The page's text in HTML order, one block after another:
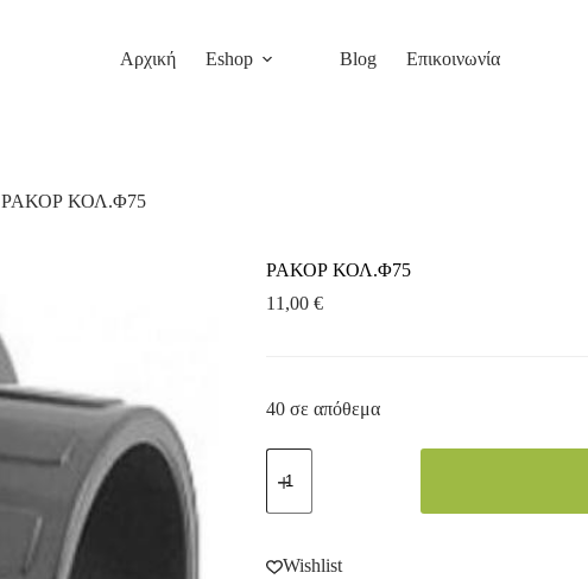
Αρχική Eshop Blog Επικοινωνία
ΡΑΚΟΡ ΚΟΛ.Φ75
ΡΑΚΟΡ ΚΟΛ.Φ75
11,00 €
40 σε απόθεμα
Wishlist